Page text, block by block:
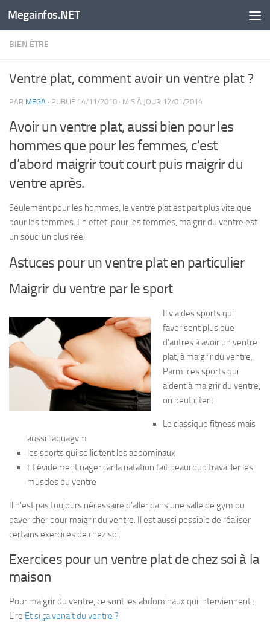
Skip to content
Megainfos.NET
BIEN ÊTRE
Ventre plat, comment avoir un ventre plat ?
PAR MEGA · PUBLIÉ 14/11/2010 · MIS À JOUR 12/01/2014
Avoir un ventre plat, aussi bien pour les
hommes que pour les femmes, c’est
d’abord maigrir tout court puis maigrir du
ventre après.
Seulement pour les hommes, le ventre plat est part plus vite que
pour les femmes. En effet, pour les femmes, maigrir du ventre est
un souci un plus réel.
Astuces pour un ventre plat en particulier
Maigrir du ventre par le sport
Il y a des sports qui
favorisent plus que
d’autres à avoir un ventre
plat, à maigrir du ventre.
Parmi ces sports qui
aident à maigrir du ventre,
on peut citer :
Le classique fitness mais
aussi l’aquagym
les sports qui sollicitent les abdominaux
Et évidement nager car la natation fait beaucoup travailler les
muscles du ventre
Il n’est pas toujours nécessaire d’aller dans une salle de gym ou
payer cher pour maigrir du ventre. Il est aussi possible de réaliser
certains exercices de chez soi.
Exercices pour un ventre plat de chez soi à la
maison
Pour maigrir du ventre, ce sont les abdominaux qui interviennent :
Lire Et si ça venait du ventre ?